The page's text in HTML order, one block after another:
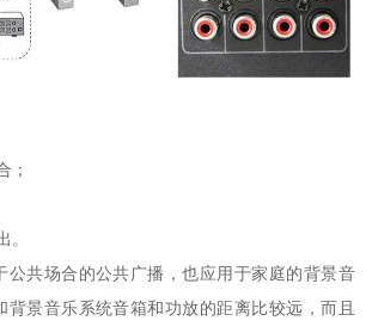
；
。
公共场合的公共广播，也应用于家庭的背景音
背景音乐系统音箱和功放的距离比较远，而且